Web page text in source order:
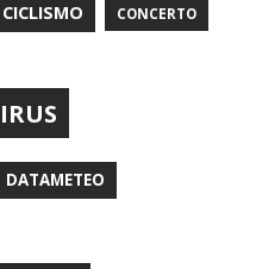
CICLISMO CONCERTO
DATAMETEO